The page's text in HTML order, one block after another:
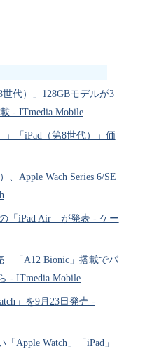
代）」128GBモデルが3
- ITmedia Mobile
」「iPad（第8世代）」価
、Apple Wach Series 6/SE
「iPad Air」が発表 - ケー
「A12 Bionic」搭載でパ
- ITmedia Mobile
」を9月23日発売 -
Apple Watch」「iPad」